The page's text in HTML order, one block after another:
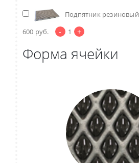
Подпятник резиновый
600 руб. - 1 +
Форма ячейки